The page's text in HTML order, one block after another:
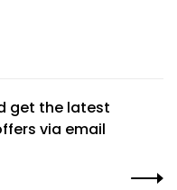
get the latest
via email